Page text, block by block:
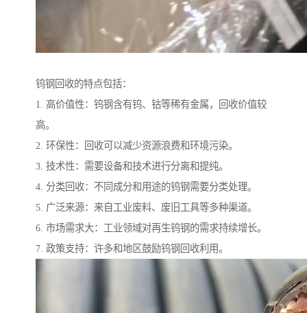
钨钢回收的特点包括：
1. 高价值性：钨钢含有钨、钴等稀有金属，回收价值较
高。
2. 环保性：回收可以减少资源浪费和环境污染。
3. 技术性：需要设备和技术进行分离和提纯。
4. 分类回收：不同成分和用途的钨钢需要分类处理。
5. 广泛来源：来自工业废料、废旧工具等多种渠道。
6. 市场需求大：工业领域对再生钨钢的需求持续增长。
7. 政策支持：许多和地区鼓励钨钢回收利用。